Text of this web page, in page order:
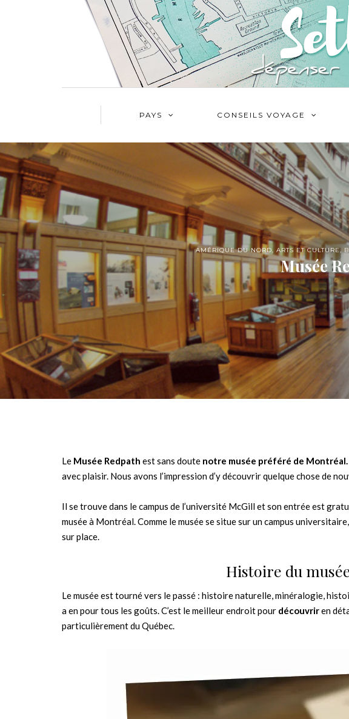
PAYS CONSEILS VOYAGE
AMÉRIQUE DU NORD, ARTS ET CULTURE,
Musée
Le Musée Redpath est sans doute notre musée préféré de Montréal.
avec plaisir. Nous avons l’impression d’y découvrir quelque chose de
Il se trouve dans le campus de l’université McGill et son entrée est
musée à Montréal. Comme le musée se situe sur un campus
sur place.
Histoire du
Le musée est tourné vers le passé : histoire naturelle, minéralogie,
a en pour tous les goûts. C’est le meilleur endroit pour découvriren
particulièrement du Québec.